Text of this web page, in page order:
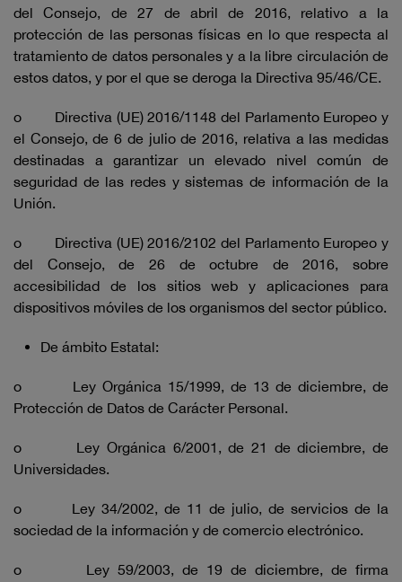
del Consejo, de 27 de abril de 2016, relativo a la
protección de las personas físicas en lo que respecta al
tratamiento de datos personales y a la libre circulación de
estos datos, y por el que se deroga la Directiva 95/46/CE.
o Directiva (UE) 2016/1148 del Parlamento Europeo y
el Consejo, de 6 de julio de 2016, relativa a las medidas
destinadas a garantizar un elevado nivel común de
seguridad de las redes y sistemas de información de la
Unión.
o Directiva (UE) 2016/2102 del Parlamento Europeo y
del Consejo, de 26 de octubre de 2016, sobre
accesibilidad de los sitios web y aplicaciones para
dispositivos móviles de los organismos del sector público.
De ámbito Estatal:
o Ley Orgánica 15/1999, de 13 de diciembre, de
Protección de Datos de Carácter Personal.
o Ley Orgánica 6/2001, de 21 de diciembre, de
Universidades.
o Ley 34/2002, de 11 de julio, de servicios de la
sociedad de la información y de comercio electrónico.
o Ley 59/2003, de 19 de diciembre, de firma